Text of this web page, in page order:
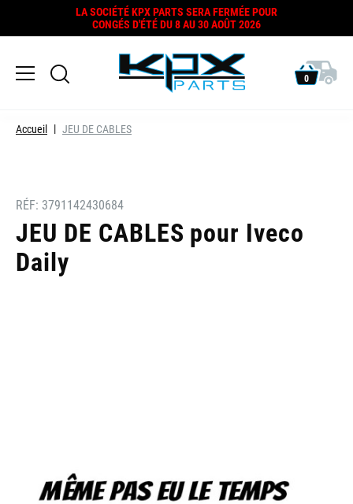
LA SOCIÉTÉ KPX PARTS SERA FERMÉE POUR
CONGÉS D'ÉTÉ DU 8 AU 30 AOÛT 2026
0
Accueil JEU DE CABLES
RÉF: 3791142430684
JEU DE CABLES pour Iveco
Daily